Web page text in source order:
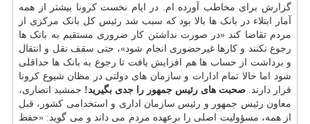
گزارش برای مخاطب آورده ام. در ایام نخست کرونا بیشتر از همه
آمار ابتلاء در بانک ها بالا بود که سبب شد رئیس کل بانک مرکزی از
مردم تقاضا کند «در صورت نداشتن کار ضروری مستقیم به بانک ها
رجوع نکنند و کارها غیرحضوری انجام شود»، حتی سقف نقل و انتقال
و برداشت از حساب ها هم افزایش یافت تا رجوع به بانک ها حداقلی
شود اما حالا تمام ادارات و سازمان های دولتی در مظان شیوع کرونا
قرار دارند. صحبت های رئیس جمهور را جدی بگیرید! جمشید انصاری،
معاون رئیس جمهور و رئیس سازمان اداری و استخدامی کشور، قبل
از همه، مسؤولیت اصلی را برعهده مردم می داند و می گوید: «حفظ